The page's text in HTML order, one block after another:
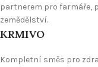
partnerem pro farmáře,
zemědělství.
KRMIVO
Kompletní směs pro